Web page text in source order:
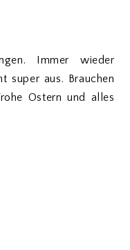
Immer wieder
super aus. Brauchen
Ostern und alles